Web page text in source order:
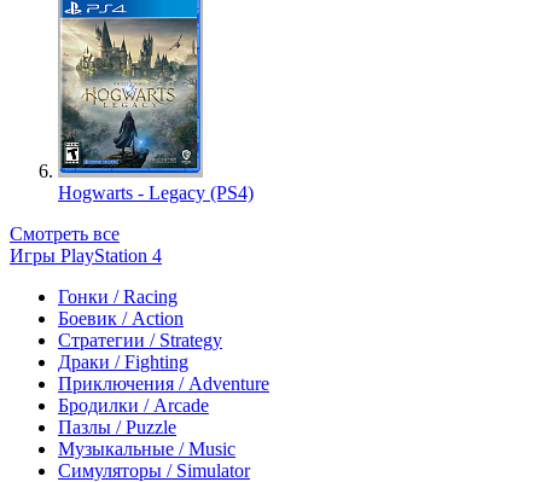
Hogwarts - Legacy (PS4)
Смотреть все
Игры PlayStation 4
Гонки / Racing
Боевик / Action
Стратегии / Strategy
Драки / Fighting
Приключения / Adventure
Бродилки / Arcade
Пазлы / Puzzle
Музыкальные / Music
Симуляторы / Simulator